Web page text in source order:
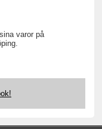
varor på